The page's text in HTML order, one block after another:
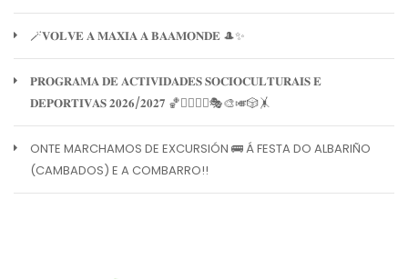
🪄𝐕𝐎𝐋𝐕𝐄 𝐀 𝐌𝐀𝐗𝐈𝐀 𝐀 𝐁𝐀𝐀𝐌𝐎𝐍𝐃𝐄 🎩✨
𝐏𝐑𝐎𝐆𝐑𝐀𝐌𝐀 𝐃𝐄 𝐀𝐂𝐓𝐈𝐕𝐈𝐃𝐀𝐃𝐄𝐒 𝐒𝐎𝐂𝐈𝐎𝐂𝐔𝐋𝐓𝐔𝐑𝐀𝐈𝐒 𝐄
𝐃𝐄𝐏𝐎𝐑𝐓𝐈𝐕𝐀𝐒 𝟐𝟎𝟐𝟔/𝟐𝟎𝟐𝟕 🏀🏊‍♀️🧘‍♀️🎭🎨🎺🎲🤸
ONTE MARCHAMOS DE EXCURSIÓN 🚌 Á FESTA DO ALBARIÑO
(CAMBADOS) E A COMBARRO!!